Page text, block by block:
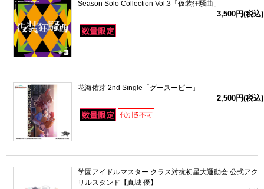
Season Solo Collection Vol.3「仮装狂騒曲」
3,500円(税込)
花海佑芽 2nd Single「グースーピー」
2,500円(税込)
学園アイドルマスター クラス対抗初星大運動会 公式アク
リルスタンド【真城 優】